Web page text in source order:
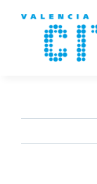
contenido